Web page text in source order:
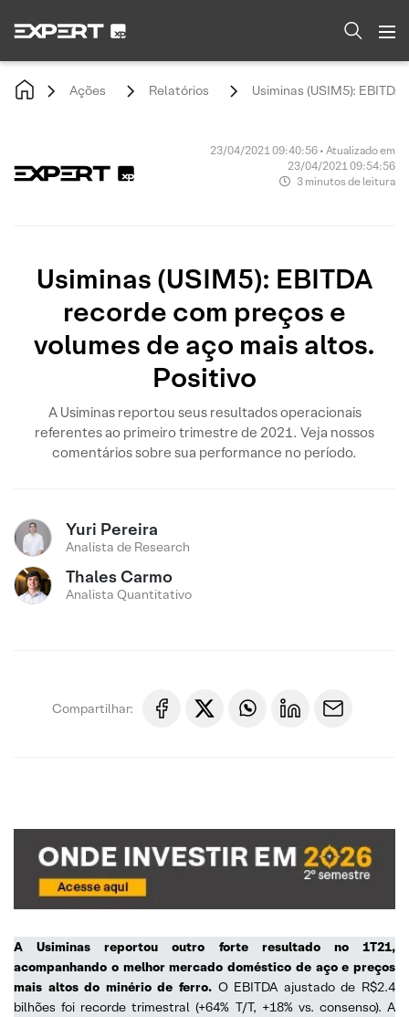
Ações Relatórios Usiminas (USIM5):
23/04/2021 09:40:56 • Atualizado em
23/04/2021 09:54:56
3 minutos de leitura
Usiminas (USIM5): EBITDA
recorde com preços e
volumes de aço mais altos.
Positivo
A Usiminas reportou seus resultados operacionais
referentes ao primeiro trimestre de 2021. Veja nossos
comentários sobre sua performance no período.
Yuri Pereira
Analista de Research
Thales Carmo
Analista Quantitativo
Compartilhar:
A Usiminas reportou outro forte resultado no 1T21,
acompanhando o melhor mercado doméstico de aço e preços
mais altos do minério de ferro. O EBITDA ajustado de R$2.4
bilhões foi recorde trimestral (+64% T/T, +18% vs. consenso). A